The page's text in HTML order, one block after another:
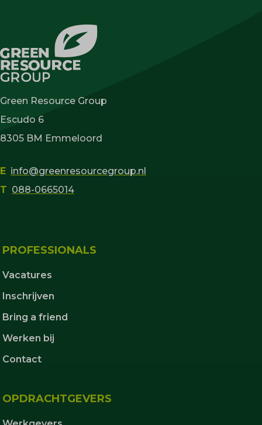
Green Resource Group
Escudo 6
8305 BM Emmeloord
E info@greenresourcegroup.nl
T 088-0665014
PROFESSIONALS
Vacatures
Inschrijven
Bring a friend
Werken bij
Contact
OPDRACHTGEVERS